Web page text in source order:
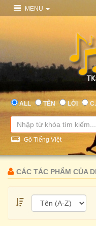
MENU
ALL TÊN LỜI
Gõ Tiếng Việt
CÁC TÁC PHẨM CỦA